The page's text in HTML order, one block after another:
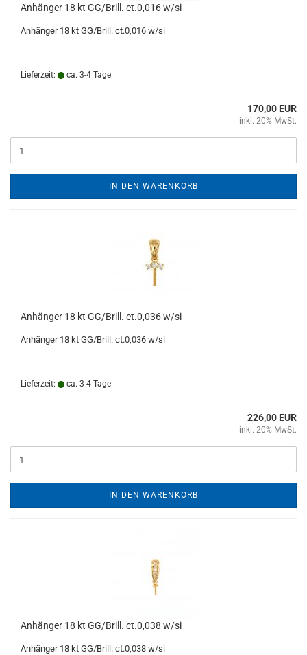
Anhänger 18 kt GG/Brill. ct.0,016 w/si
Anhänger 18 kt GG/Brill. ct.0,016 w/si
Lieferzeit: ca. 3-4 Tage
170,00 EUR
inkl. 20% MwSt.
IN DEN WARENKORB
Anhänger 18 kt GG/Brill. ct.0,036 w/si
Anhänger 18 kt GG/Brill. ct.0,036 w/si
Lieferzeit: ca. 3-4 Tage
226,00 EUR
inkl. 20% MwSt.
IN DEN WARENKORB
Anhänger 18 kt GG/Brill. ct.0,038 w/si
Anhänger 18 kt GG/Brill. ct.0,038 w/si